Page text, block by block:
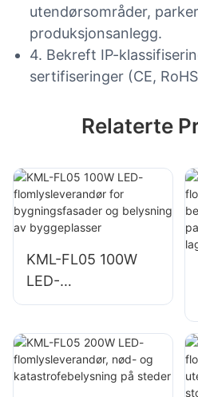
utendørsområder,
produksjonsanlegg.
4. Bekreft IP-
sertifiseringer (CE,
Relaterte
KML-FL05 100W
LED-
flomlysleverandør
bygningsfasader
og belysning av